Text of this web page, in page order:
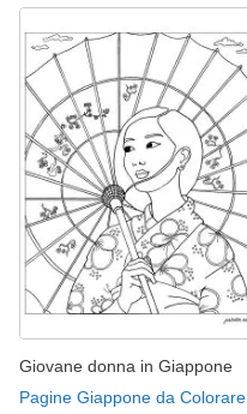
Giovane donna in Giappone
Pagine Giappone da Colorare